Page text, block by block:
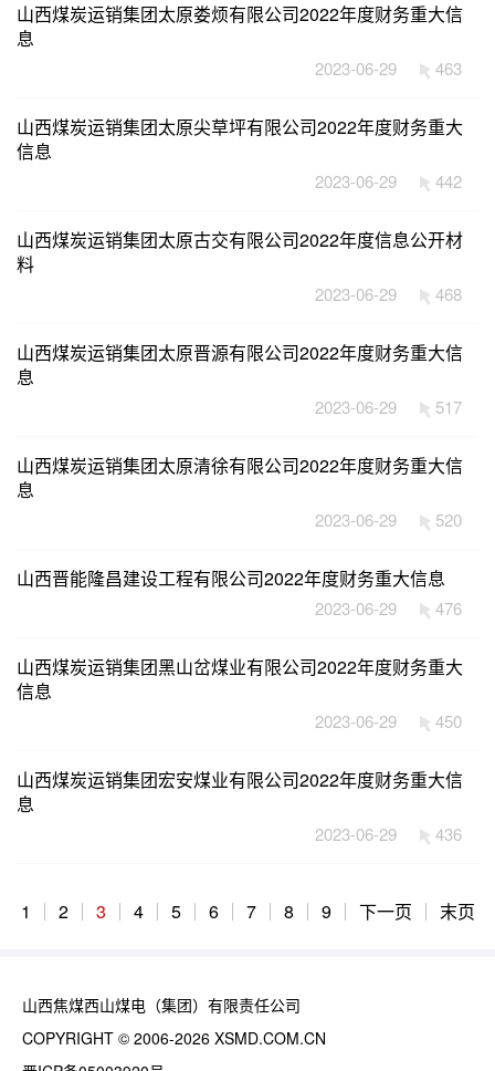
山西煤炭运销集团太原娄烦有限公司2022年度财务重大信
息
2023-06-29 463
山西煤炭运销集团太原尖草坪有限公司2022年度财务重大
信息
2023-06-29 442
山西煤炭运销集团太原古交有限公司2022年度信息公开材
料
2023-06-29 468
山西煤炭运销集团太原晋源有限公司2022年度财务重大信
息
2023-06-29 517
山西煤炭运销集团太原清徐有限公司2022年度财务重大信
息
2023-06-29 520
山西晋能隆昌建设工程有限公司2022年度财务重大信息
2023-06-29 476
山西煤炭运销集团黑山岔煤业有限公司2022年度财务重大
信息
2023-06-29 450
山西煤炭运销集团宏安煤业有限公司2022年度财务重大信
息
2023-06-29 436
1 2 3 4 5 6 7 8 9 下一页 末页
山西焦煤西山煤电（集团）有限责任公司
COPYRIGHT © 2006-2026 XSMD.COM.CN